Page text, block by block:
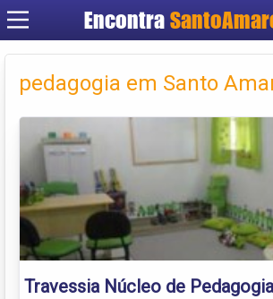
Encontra
Cadastrar
Criar conta
pedagogia em Santo
Travessia Núcleo de